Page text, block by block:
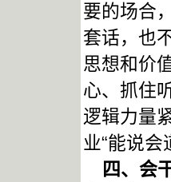
要的场合
套话，也
思想和价
心、抓住
逻辑力量
业“能说
四、会